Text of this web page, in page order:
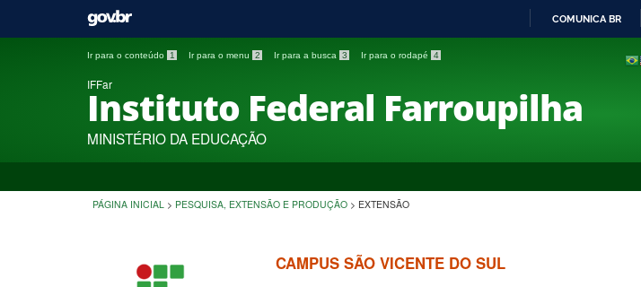
PARA
COMUNICA BR
Ir para o conteúdo 1 Ir para o menu 2 Ir para a busca 3 Ir para o rodapé 4
IFFar
Instituto Federal Farroupilha
MINISTÉRIO DA EDUCAÇÃO
PÁGINA INICIAL > PESQUISA, EXTENSÃO E PRODUÇÃO > EXTENSÃO
CAMPUS SÃO VICENTE DO SUL